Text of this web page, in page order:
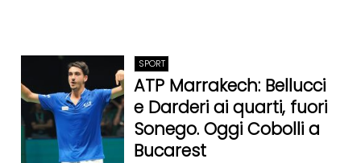
SPORT
ATP Marrakech: Bellucci
e Darderi ai quarti, fuori
Sonego. Oggi Cobolli a
Bucarest